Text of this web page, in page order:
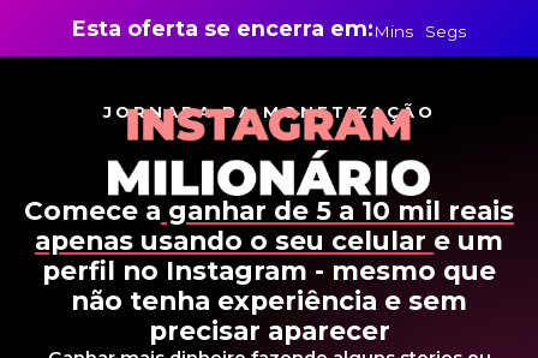
Esta oferta se encerra em:Mins Segs
JORNADA DA MONETIZAÇÃO
Comece a ganhar de 5 a 10 mil reais
apenas usando o seu celular e um
perfil no Instagram - mesmo que
não tenha experiência e sem
precisar aparecer